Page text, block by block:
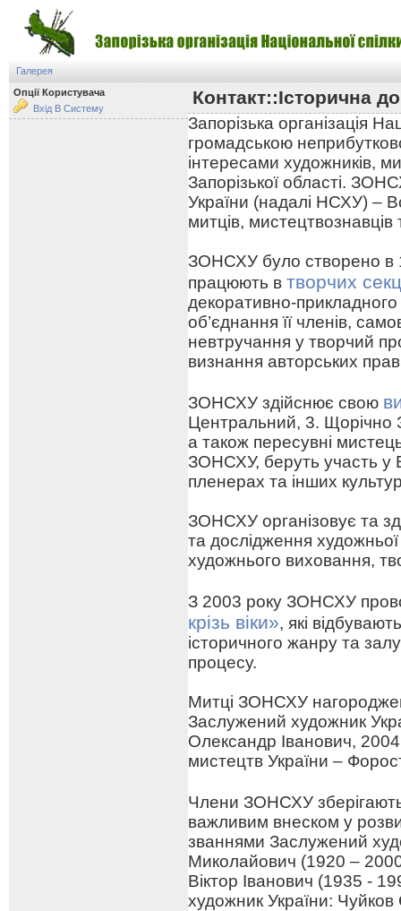
Галерея
Опції Користувача
Вхід В Систему
Контакт::Історична
Запорізька організація
громадською
інтересами художників,
Запорізької області.
України (надалі НСХУ) –
митців,
ЗОНСХУ було створено в
працюють в творчих
декоративно-
об’єднання її членів,
невтручання у творчий
визнання авторських
ЗОНСХУ здійснює свою
Центральний, 3. Щорічно
а також пересувні
ЗОНСХУ, беруть участь у
пленерах та інших
ЗОНСХУ організовує та
та дослідження
художнього виховання,
З 2003 року ЗОНСХУ
крізь віки», які
історичного жанру та
процесу.
Митці ЗОНСХУ
Заслужений художник
Олександр Іванович,
мистецтв України –
Члени ЗОНСХУ
важливим внеском у
званнями Заслужений
Миколайович (1920 –
Віктор Іванович (1935 -
художник України: